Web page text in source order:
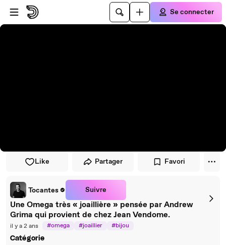
Passer au player
Passer au contenu principal
Se connecter
Like Partager Favori
Tocantes Suivre
Une Omega très « joaillière » pensée par Andrew
Grima qui provient de chez Jean Vendome.
il y a 2 ans #omega #joaillier #bijou
Catégorie